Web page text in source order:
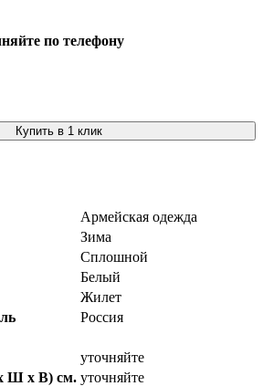
по телефону
Купить в 1 клик
Армейская одежда
Зима
Сплошной
Белый
Жилет
Россия
уточняйте
Ш х В) см. уточняйте